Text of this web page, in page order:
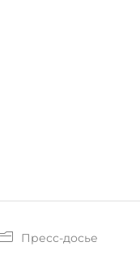
Пресс-досье